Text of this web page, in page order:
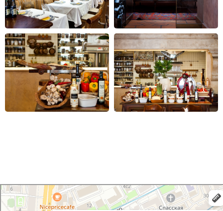
Кантинетта Антинори
Ресторан в Москве
Адрес:
Москва, Денежный пер., 20
Режим работы:
ПН-ВС 12:00-00:00
Телефон:+7 499 241 33 25
Email: cantinetta_antinori_zakaz@mail.ru